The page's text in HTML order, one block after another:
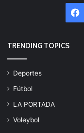
TRENDING TOPICS
Deportes
Fútbol
LA PORTADA
Voleybol